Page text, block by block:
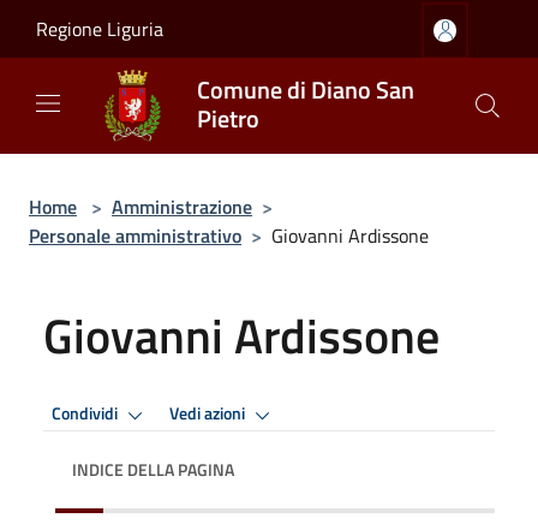
Regione Liguria
Comune di Diano San
Pietro
Home > Amministrazione >
Personale amministrativo > Giovanni Ardissone
Giovanni Ardissone
Condividi Vedi azioni
INDICE DELLA PAGINA